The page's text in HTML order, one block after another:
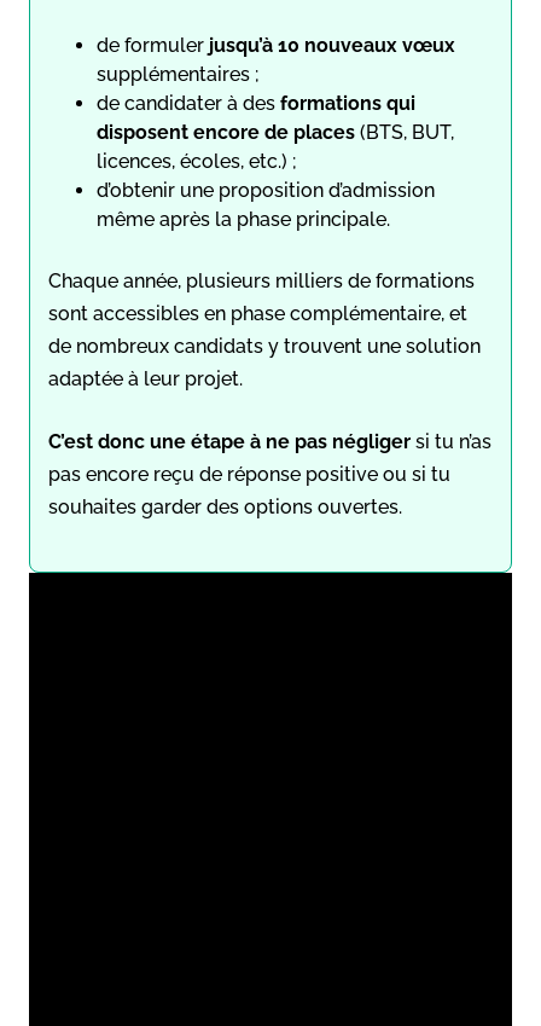
de formuler jusqu’à 10 nouveaux vœux
supplémentaires ;
de candidater à des formations qui
disposent encore de places (BTS, BUT,
licences, écoles, etc.) ;
d’obtenir une proposition d’admission
même après la phase principale.
Chaque année, plusieurs milliers de formations
sont accessibles en phase complémentaire, et
de nombreux candidats y trouvent une solution
adaptée à leur projet.
C’est donc une étape à ne pas négliger si tu n’as
pas encore reçu de réponse positive ou si tu
souhaites garder des options ouvertes.